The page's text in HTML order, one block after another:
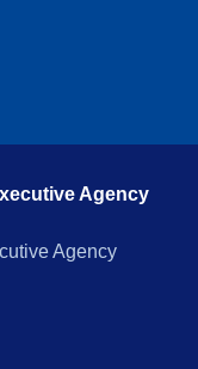
Agency
Agency